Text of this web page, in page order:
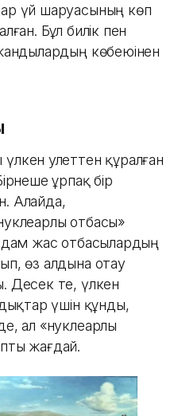
үй шаруасының көп
Бұл билік пен
көбеюінен
әулеттен құралған
ұрпақ бір
Алайда,
отбасы»
жас отбасылардың
өз алдына отау
Десек те, үлкен
үшін құнды,
ал «нуклеарлы
жағдай.